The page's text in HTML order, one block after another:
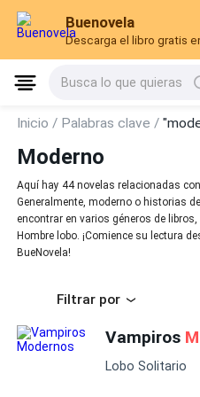
Buenovela
Descarga el libro gratis
Busca lo que quieras
Inicio / Palabras clave /
Moderno
Aquí hay 44 novelas relacionadas
Generalmente, moderno o historias
encontrar en varios géneros de
Hombre lobo. ¡Comience su lectura
BueNovela!
Filtrar por
Vampiros
Lobo Solitario